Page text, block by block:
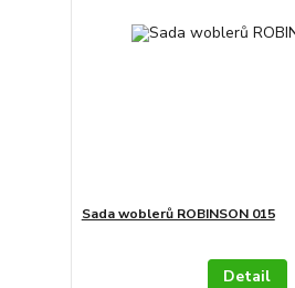
Sada woblerů ROBINSON 015
Detail